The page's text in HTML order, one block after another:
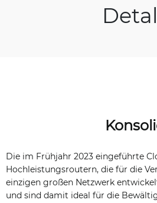
Die im Frühjahr 2023 eingeführte
Hochleistungsroutern, die für die
einzigen großen Netzwerk
und sind damit ideal für die